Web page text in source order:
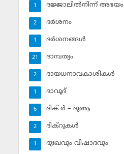
ദജ്ജാലില്‍നിന്ന് അഭയം
1
ദര്‍ശനം
2
ദര്‍ശനങ്ങള്‍
1
ദാമ്പത്യം
21
ദായധനാവകാശികള്‍
2
ദാവൂദ്‌
1
ദിക് ര്‍ – ദുആ
6
ദിക്‌റുകള്‍
2
ദുഃഖവും വിഷാദവും
1